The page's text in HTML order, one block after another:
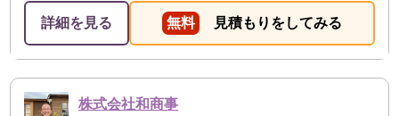
詳細を見る 無料 見積もりをしてみる
株式会社和商事